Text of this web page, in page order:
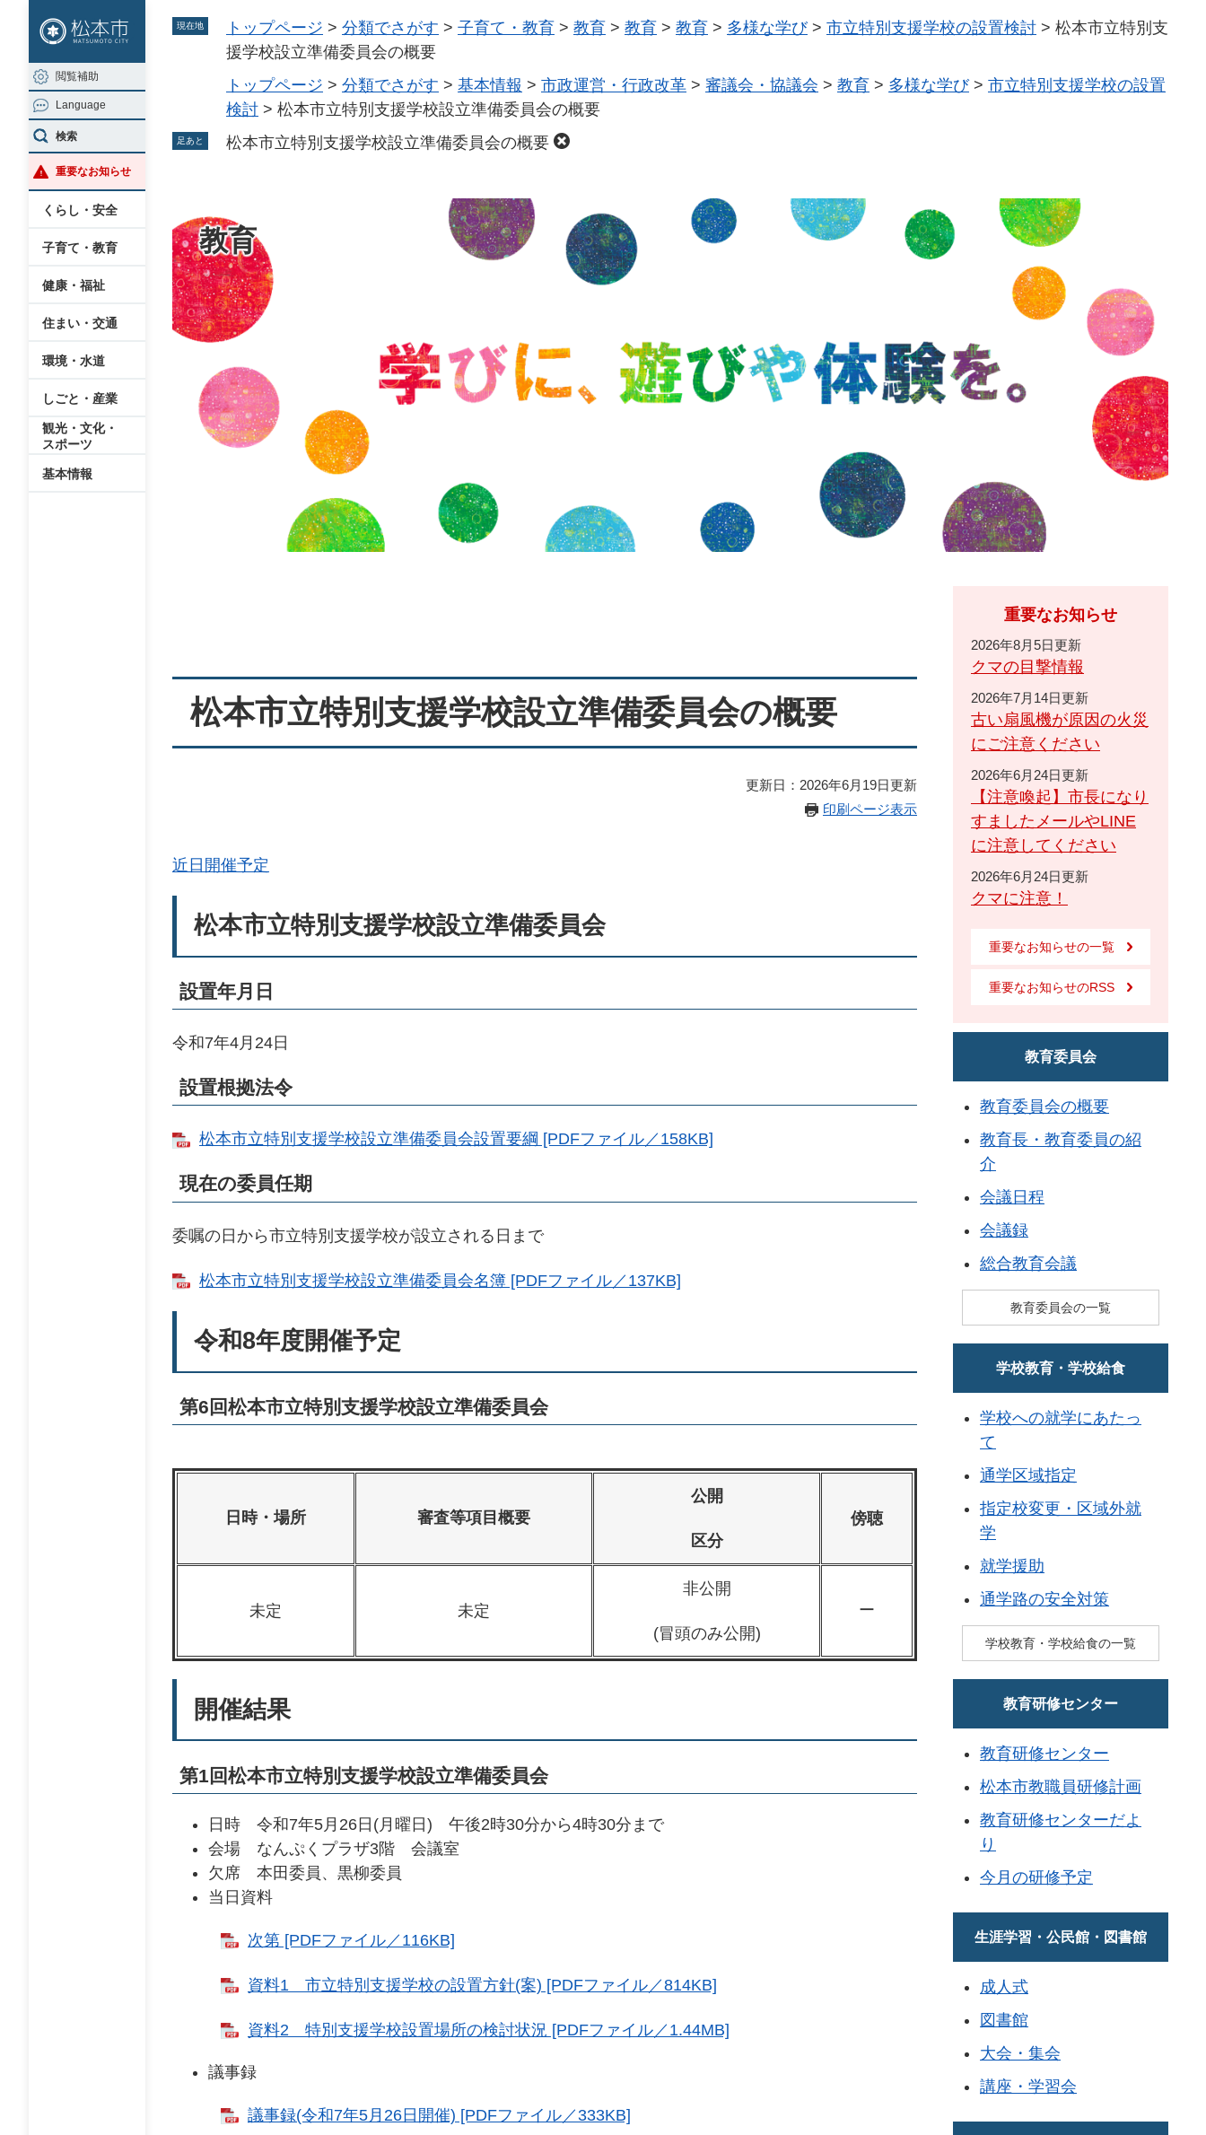
ジ
の
先
頭
で
す
ュ
ー
を
飛
ば
し
閲覧補助
Language
検索
重要なお知らせ
くらし・安全
子育て・教育
健康・福祉
住まい・交通
環境・水道
しごと・産業
観光・文化・
スポーツ
基本情報
現在地 トップページ > 分類でさがす > 子育て・教育 > 教育 > 教育 > 教育 > 多様な学び> 市立特別支援学校の設置検討 > 松本市立特別支
援学校設立準備委員会の概要
トップページ > 分類でさがす > 基本情報 > 市政運営・行政改革 > 審議会・協議会 > 教育 > 多様な学び> 市立特別支援学校の設置
検討 > 松本市立特別支援学校設立準備委員会の概要
足あと 松本市立特別支援学校設立準備委員会の概要
教育
松本市立特別支援学校設立準備委員会の概要
更新日：2026年6月19日更新
印刷ページ表示
近日開催予定
松本市立特別支援学校設立準備委員会
設置年月日
令和7年4月24日
設置根拠法令
松本市立特別支援学校設立準備委員会設置要綱 [PDFファイル／158KB]
現在の委員任期
委嘱の日から市立特別支援学校が設立される日まで
松本市立特別支援学校設立準備委員会名簿 [PDFファイル／137KB]
令和8年度開催予定
第6回松本市立特別支援学校設立準備委員会
日時・場所 審査等項目概要
公開
区分
傍聴
未定 未定
非公開
(冒頭のみ公開)
ー
開催結果
第1回松本市立特別支援学校設立準備委員会
日時 令和7年5月26日(月曜日) 午後2時30分から4時30分まで
会場 なんぷくプラザ3階 会議室
欠席 本田委員、黒柳委員
当日資料
次第 [PDFファイル／116KB]
資料1 市立特別支援学校の設置方針(案) [PDFファイル／814KB]
資料2 特別支援学校設置場所の検討状況 [PDFファイル／1.44MB]
議事録
議事録(令和7年5月26日開催) [PDFファイル／333KB]
重要なお知らせ
2026年8月5日更新
クマの目撃情報
2026年7月14日更新
古い扇風機が原因の火災
にご注意ください
2026年6月24日更新
【注意喚起】市長になり
すましたメールやLINE
に注意してください
2026年6月24日更新
クマに注意！
重要なお知らせの一覧
重要なお知らせのRSS
教育委員会
教育委員会の概要
教育長・教育委員の紹
介
会議日程
会議録
総合教育会議
教育委員会の一覧
学校教育・学校給食
学校への就学にあたっ
て
通学区域指定
指定校変更・区域外就
学
就学援助
通学路の安全対策
学校教育・学校給食の一覧
教育研修センター
教育研修センター
松本市教職員研修計画
教育研修センターだよ
り
今月の研修予定
生涯学習・公民館・図書館
成人式
図書館
大会・集会
講座・学習会